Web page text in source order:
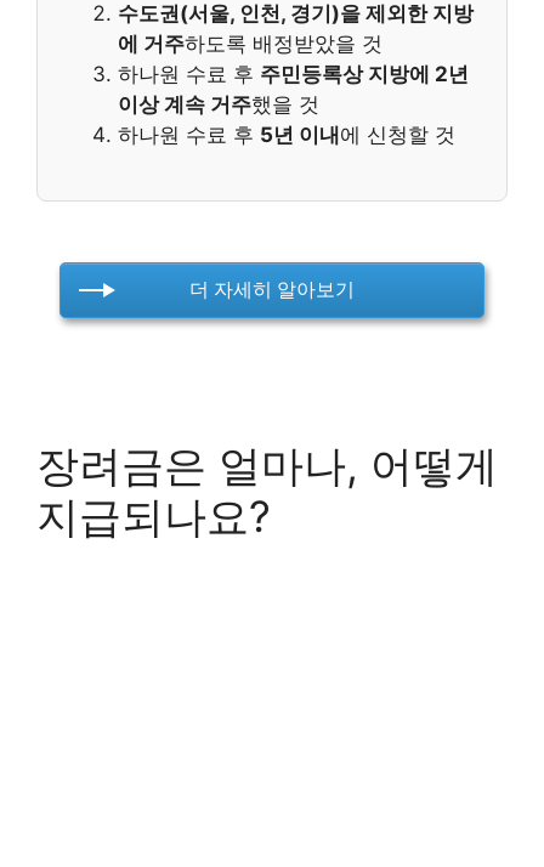
수도권(서울, 인천, 경기)을 제외한 지방
에 거주하도록 배정받았을 것
하나원 수료 후 주민등록상 지방에 2년
이상 계속 거주했을 것
하나원 수료 후 5년 이내 에 신청할 것
더 자세히 알아보기
장려금은 얼마나, 어떻게
지급되나요?